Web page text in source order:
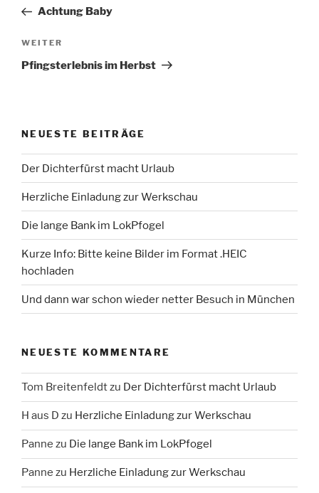
Beitrag
Achtung Baby
Nächster
Beitrag
WEITER
Pfingsterlebnis im Herbst
NEUESTE BEITRÄGE
Der Dichterfürst macht Urlaub
Herzliche Einladung zur Werkschau
Die lange Bank im LokPfogel
Kurze Info: Bitte keine Bilder im Format .HEIC
hochladen
Und dann war schon wieder netter Besuch in München
NEUESTE KOMMENTARE
Tom Breitenfeldtzu Der Dichterfürst macht Urlaub
H aus D zu Herzliche Einladung zur Werkschau
Panne zu Die lange Bank im LokPfogel
Panne zu Herzliche Einladung zur Werkschau